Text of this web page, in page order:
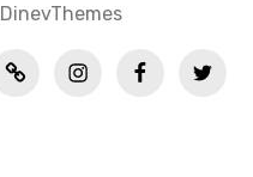
DinevThemes
Política
de
INSTAGRAMFACEBOOK